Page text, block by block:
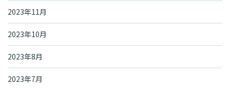
2023年11月
2023年10月
2023年8月
2023年7月